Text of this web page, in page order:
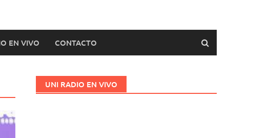
EN VIVO CONTACTO
UNI RADIO EN VIVO